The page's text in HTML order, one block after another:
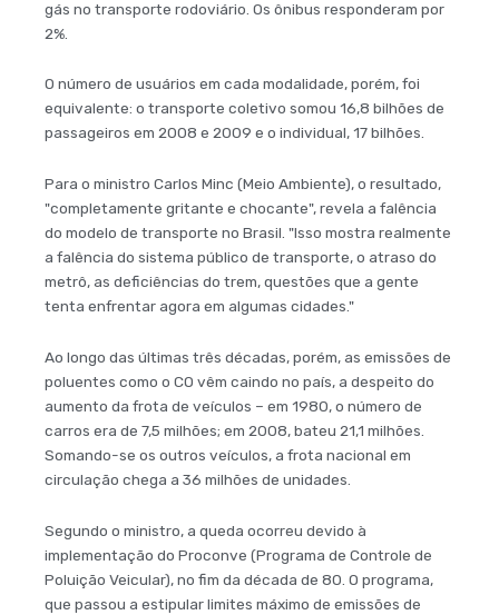
gás no transporte rodoviário. Os ônibus responderam por
2%.
O número de usuários em cada modalidade, porém, foi
equivalente: o transporte coletivo somou 16,8 bilhões de
passageiros em 2008 e 2009 e o individual, 17 bilhões.
Para o ministro Carlos Minc (Meio Ambiente), o resultado,
"completamente gritante e chocante", revela a falência
do modelo de transporte no Brasil. "Isso mostra realmente
a falência do sistema público de transporte, o atraso do
metrô, as deficiências do trem, questões que a gente
tenta enfrentar agora em algumas cidades."
Ao longo das últimas três décadas, porém, as emissões de
poluentes como o CO vêm caindo no país, a despeito do
aumento da frota de veículos – em 1980, o número de
carros era de 7,5 milhões; em 2008, bateu 21,1 milhões.
Somando-se os outros veículos, a frota nacional em
circulação chega a 36 milhões de unidades.
Segundo o ministro, a queda ocorreu devido à
implementação do Proconve (Programa de Controle de
Poluição Veicular), no fim da década de 80. O programa,
que passou a estipular limites máximo de emissões de